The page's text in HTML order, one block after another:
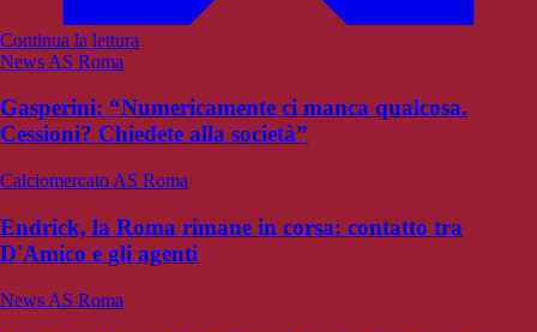
Continua la lettura
News AS Roma
Gasperini: “Numericamente ci manca qualcosa.
Cessioni? Chiedete alla società”
Calciomercato AS Roma
Endrick, la Roma rimane in corsa: contatto tra
D'Amico e gli agenti
News AS Roma